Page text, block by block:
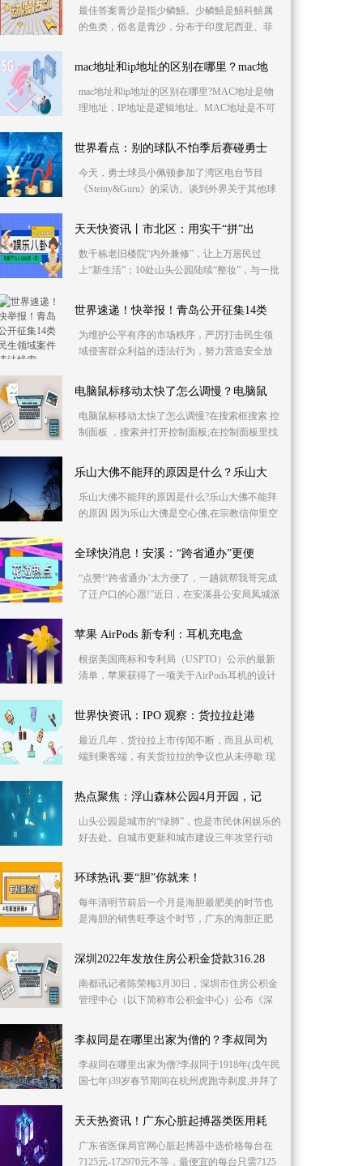
最佳答案青沙是指少鳞鱚。少鳞鱚是鱚科鱚属
的鱼类，俗名是青沙，分布于印度尼西亚、菲
等。少鳞鱚是小
mac地址和ip地址的区别在哪里？mac地
mac地址和ip地址的区别在哪里?MAC地址是物
理地址，IP地址是逻辑地址。MAC地址是不可
为48位(6个字
世界看点：别的球队不怕季后赛碰勇士
今天，勇士球员小佩顿参加了湾区电台节目
《Steiny&Guru》的采访。谈到外界关于其他球
道：“我们季后赛
天天快资讯丨市北区：用实干“拼”出
数千栋老旧楼院“内外兼修”，让上万居民过
上“新生活”；10处山头公园陆续“整妆”，与一批
生活；
世界速递！快举报！青岛公开征集14类
为维护公平有序的市场秩序，严厉打击民生领
域侵害群众利益的违法行为，努力营造安全放
2023民生领域案
电脑鼠标移动太快了怎么调慢？电脑鼠
电脑鼠标移动太快了怎么调慢?在搜索框搜索 控
制面板 ，搜索并打开控制面板;在控制面板里找
在
乐山大佛不能拜的原因是什么？乐山大
乐山大佛不能拜的原因是什么?乐山大佛不能拜
的原因 因为乐山大佛是空心佛,在宗教信仰里空
还有
全球快消息！安溪：“跨省通办”更便
“点赞!‘跨省通办’太方便了，一趟就帮我哥完成
了迁户口的心愿!”近日，在安溪县公安局凤城派
向户
苹果 AirPods 新专利：耳机充电盒
根据美国商标和专利局（USPTO）公示的最新
清单，苹果获得了一项关于AirPods耳机的设计
屏幕，可用于控
世界快资讯：IPO 观察：货拉拉赴港
最近几年，货拉拉上市传闻不断，而且从司机
端到乘客端，有关货拉拉的争议也从未停歇 现
31%股权
热点聚焦：浮山森林公园4月开园，记
山头公园是城市的“绿肺”，也是市民休闲娱乐的
好去处。自城市更新和城市建设三年攻坚行动
到岛城市
环球热讯:要“胆”你就来！
每年清明节前后一个月是海胆最肥美的时节也
是海胆的销售旺季这个时节，广东的海胆正肥
的生物它
深圳2022年发放住房公积金贷款316.28
南都讯记者陈荣梅3月30日，深圳市住房公积金
管理中心（以下简称市公积金中心）公布《深
深圳共有718 86万职
李叔同是在哪里出家为僧的？李叔同为
李叔同在哪里出家为僧?李叔同于1918年(戊午民
国七年)39岁春节期间在杭州虎跑寺剃度,并拜了
月十
天天热资讯！广东心脏起搏器类医用耗
广东省医保局官网心脏起搏器中选价格每台在
7125元-172970元不等，最便宜的每台只需7125